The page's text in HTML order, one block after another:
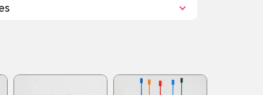
Farben
cm. Durchmesser Bodenplatte 11